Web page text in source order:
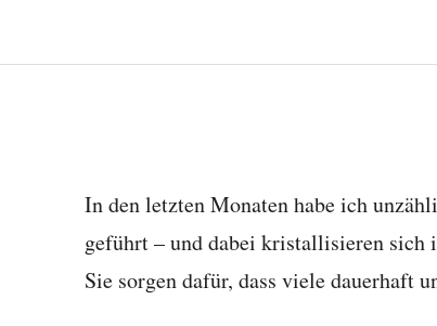
In den letzten Monaten habe ich
geführt – und dabei kristallisieren sich
Sie sorgen dafür, dass viele dauerhaft